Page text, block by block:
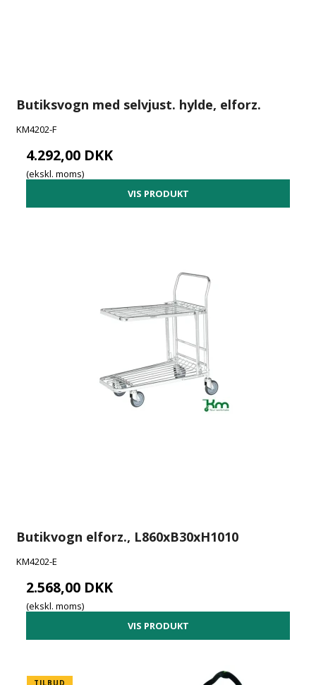
Butiksvogn med selvjust. hylde, elforz.
KM4202-F
4.292,00 DKK
(ekskl. moms)
VIS PRODUKT
Butikvogn elforz., L860xB30xH1010
KM4202-E
2.568,00 DKK
(ekskl. moms)
VIS PRODUKT
TILBUD